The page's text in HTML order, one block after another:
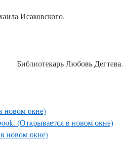
Исаковского.
Любовь Дегтева.
новом окне)
(Открывается в новом окне)
новом окне)